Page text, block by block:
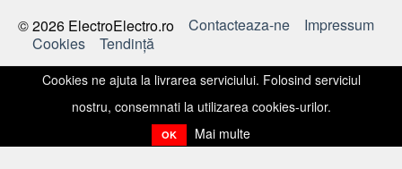
© 2026 ElectroElectro.ro
Contacteaza-ne
Impressum
Cookies
Tendinţă
Cookies ne ajuta la livrarea serviciului. Folosind serviciul
nostru, consemnati la utilizarea cookies-urilor.
OK Mai multe